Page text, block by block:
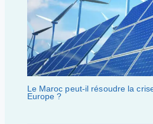
Le Maroc peut-il résoudre la
Europe ?